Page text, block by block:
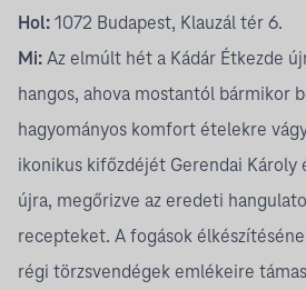
Hol: 1072 Budapest, Klauzál tér 6.
Mi: Az elmúlt hét a Kádár Étkezde
hangos, ahova mostantól bármikor
hagyományos komfort ételekre
ikonikus kifőzdéjét Gerendai Károly
újra, megőrizve az eredeti
recepteket. A fogások
régi törzsvendégek emlékeire